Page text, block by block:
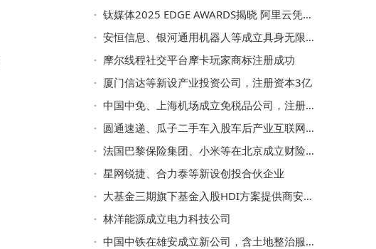
钛媒体2025 EDGE AWARDS揭晓 阿里云凭实力荣膺最佳AI产业公司
安恒信息、银河通用机器人等成立具身无限未来智能科技发展企业
摩尔线程社交平台摩卡玩家商标注册成功
厦门信达等新设产业投资公司，注册资本3亿
中国中免、上海机场成立免税品公司，注册资本2亿
圆通速递、瓜子二手车入股车后产业互联网平台邦邦汽服
法国巴黎保险集团、小米等在北京成立财险公司，注册资本10亿
星网锐捷、合力泰等新设创投合伙企业
大基金三期旗下基金入股HDI方案提供商安捷利美维
林洋能源成立电力科技公司
中国中铁在雄安成立新公司，含土地整治服务业务